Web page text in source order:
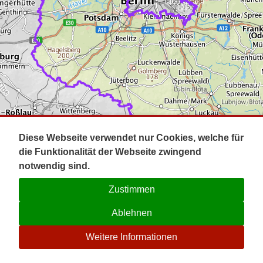
Impressum
Kontakt
☉
Diese Webseite verwendet nur Cookies, welche für
die Funktionalität der Webseite zwingend
notwendig sind.
Zustimmen
Ablehnen
Weitere Informationen